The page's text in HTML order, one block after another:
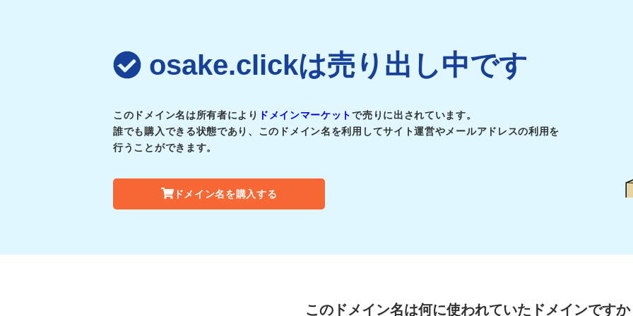
osake.clickは売り出し中です
このドメイン名は所有者により ドメインマーケットで売りに出されています。
誰でも購入できる状態であり、このドメイン名を利用してサイト運営やメールアドレスの利用を
行うことができます。
ドメイン名を購入する
このドメイン名は何に使われていたドメインですか